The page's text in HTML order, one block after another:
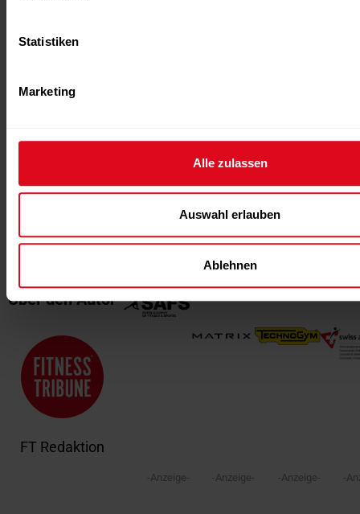
Statistiken
Marketing
Alle zulassen
Auswahl erlauben
Ablehnen
eröffnete bereits 1986 sein eigenes Fitnesscenter.
Während er noch beim ersten Lehrgang der
als Teilnehmer die Schulbank drückte, übernahm er
Dozenten. Seitdem lebt und lehrt er Fitness nach
seinem Motto: „Erlebnis mit Ergebnis“.
Über den Autor
FT Redaktion
-Anzeige- -Anzeige- -Anzeige- -